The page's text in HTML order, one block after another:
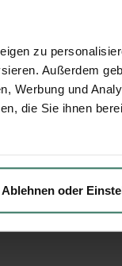
zu
Außerdem
Werbung und
die Sie ihnen
Ablehnen oder